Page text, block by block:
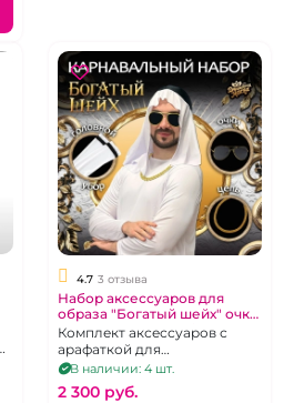
4.7 3 отзыва
Набор аксессуаров для
образа "Богатый шейх" очки
цепь и головной убор -
кубия
Комплект аксессуаров с
арафаткой для
карнавального костюма
Богатого шейха.
В наличии: 4 шт.
2 300 pуб.